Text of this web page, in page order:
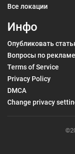
Все локации
Инфо
Опубликовать
Вопросы по рекламе
Terms of Service
Privacy Policy
DMCA
Change privacy